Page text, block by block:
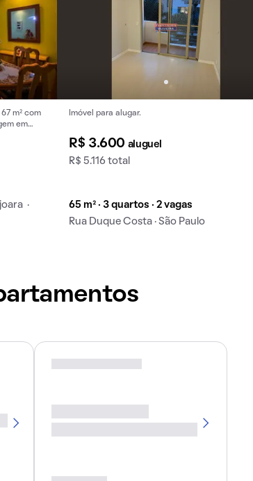
m² com
em
·
Imóvel para alugar.
R$ 3.600 aluguel
R$ 5.116 total
65 m² · 3 quartos · 2 vagas
Rua Duque Costa · São Paulo